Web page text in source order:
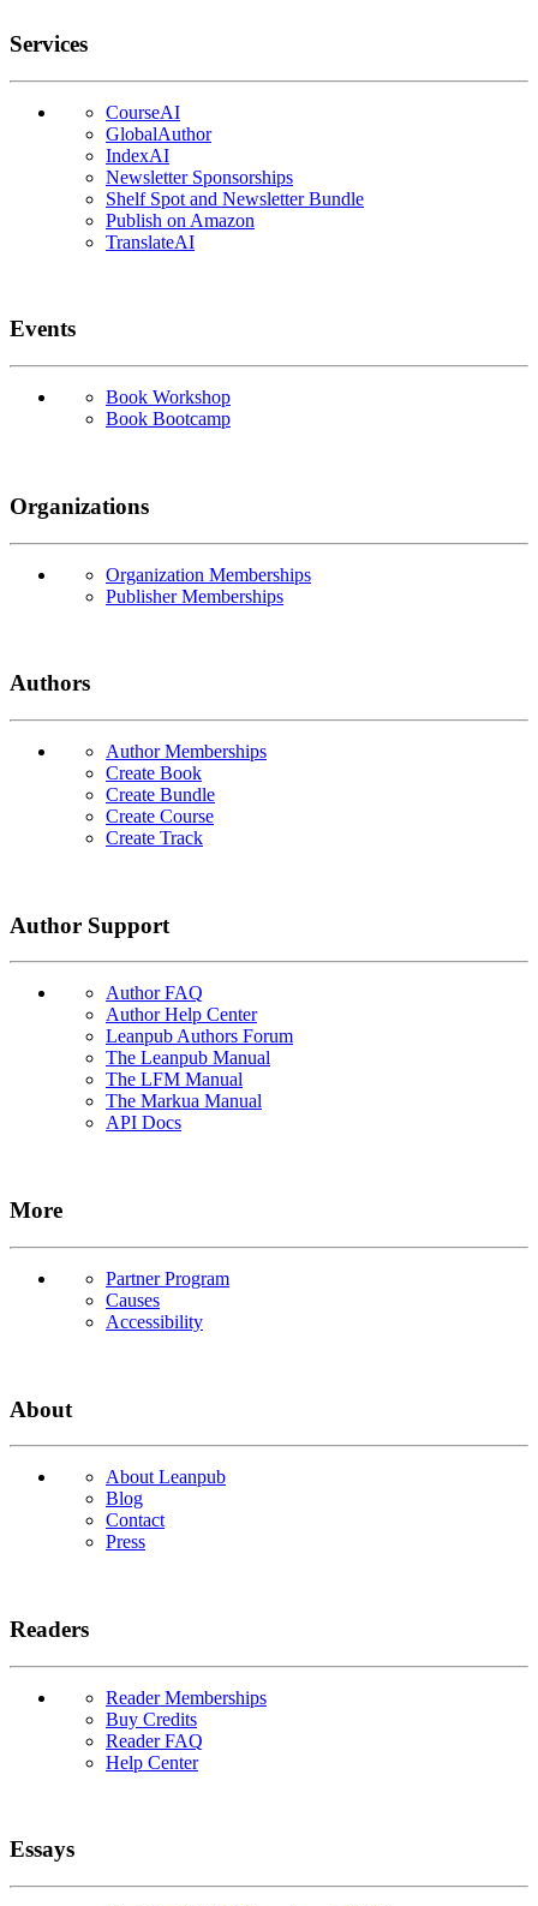
Services
CourseAI
GlobalAuthor
IndexAI
Newsletter Sponsorships
Shelf Spot and Newsletter Bundle
Publish on Amazon
TranslateAI
Events
Book Workshop
Book Bootcamp
Organizations
Organization Memberships
Publisher Memberships
Authors
Author Memberships
Create Book
Create Bundle
Create Course
Create Track
Author Support
Author FAQ
Author Help Center
Leanpub Authors Forum
The Leanpub Manual
The LFM Manual
The Markua Manual
API Docs
More
Partner Program
Causes
Accessibility
About
About Leanpub
Blog
Contact
Press
Readers
Reader Memberships
Buy Credits
Reader FAQ
Help Center
Essays